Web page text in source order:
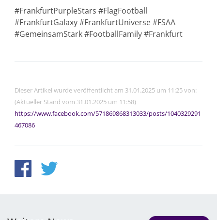
#FrankfurtPurpleStars #FlagFootball
#FrankfurtGalaxy #FrankfurtUniverse #FSAA
#GemeinsamStark #FootballFamily #Frankfurt
Dieser Artikel wurde veröffentlicht am 31.01.2025 um 11:25 von:
(Aktueller Stand vom 31.01.2025 um 11:58)
https://www.facebook.com/571869868313033/posts/1040329291
467086